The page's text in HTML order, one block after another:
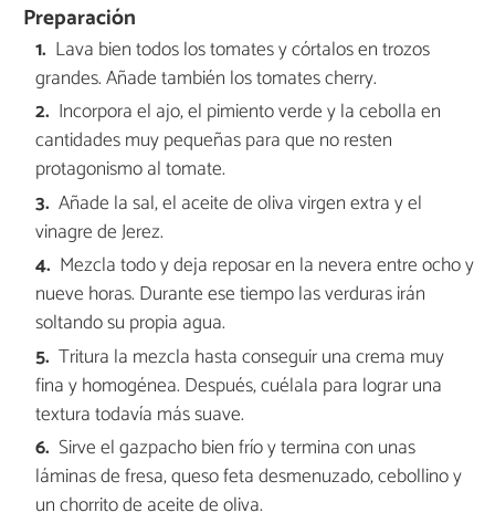
Preparación
Lava bien todos los tomates y córtalos en trozos
grandes. Añade también los tomates cherry.
Incorpora el ajo, el pimiento verde y la cebolla en
cantidades muy pequeñas para que no resten
protagonismo al tomate.
Añade la sal, el aceite de oliva virgen extra y el
vinagre de Jerez.
Mezcla todo y deja reposar en la nevera entre ocho y
nueve horas. Durante ese tiempo las verduras irán
soltando su propia agua.
Tritura la mezcla hasta conseguir una crema muy
fina y homogénea. Después, cuélala para lograr una
textura todavía más suave.
Sirve el gazpacho bien frío y termina con unas
láminas de fresa, queso feta desmenuzado, cebollino y
un chorrito de aceite de oliva.